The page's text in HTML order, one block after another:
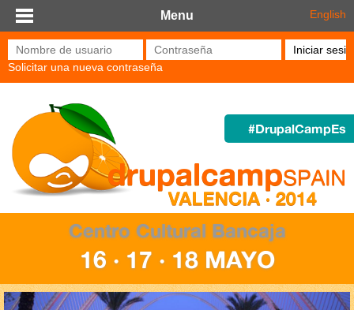
Pasar al contenido principal
Menu English
Nombre de usuario* Contraseña*
Solicitar una nueva contraseña
#DrupalCampEs
Centro Cultural Bancaja
16 · 17 · 18 MAYO